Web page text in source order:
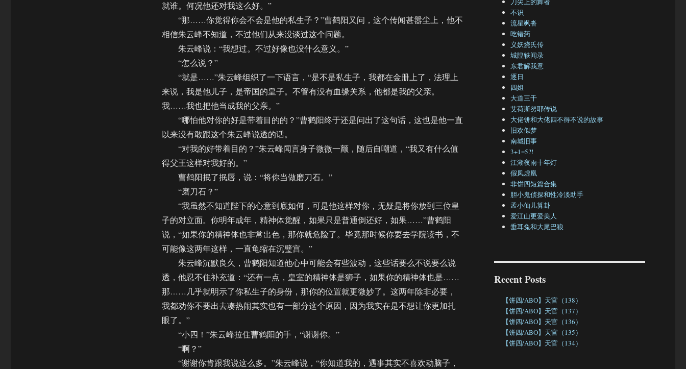
就谁。何况他还对我这么好。”
“那……你觉得你会不会是他的私生子？”曹鹤阳又问，这个传闻甚嚣尘上，他不
相信朱云峰不知道，不过他们从来没谈过这个问题。
朱云峰说：“我想过。不过好像也没什么意义。”
“怎么说？”
“就是……”朱云峰组织了一下语言，“是不是私生子，我都在金册上了，法理上
来说，我是他儿子，是帝国的皇子。不管有没有血缘关系，他都是我的父亲。
我……我也把他当成我的父亲。”
“哪怕他对你的好是带着目的的？”曹鹤阳终于还是问出了这句话，这也是他一直
以来没有敢跟这个朱云峰说透的话。
“对我的好带着目的？”朱云峰闻言身子微微一颤，随后自嘲道，“我又有什么值
得父王这样对我好的。”
曹鹤阳抿了抿唇，说：“将你当做磨刀石。”
“磨刀石？”
“我虽然不知道陛下的心意到底如何，可是他这样对你，无疑是将你放到三位皇
子的对立面。你明年成年，精神体觉醒，如果只是普通倒还好，如果……”曹鹤阳
说，“如果你的精神体也非常出色，那你就危险了。毕竟那时候你要去学院读书，不
可能像这两年这样，一直龟缩在沉璧宫。”
朱云峰沉默良久，曹鹤阳知道他心中可能会有些波动，这些话要么不说要么说
透，他忍不住补充道：“还有一点，皇室的精神体是狮子，如果你的精神体也是……
那……几乎就明示了你私生子的身份，那你的位置就更微妙了。这两年除非必要，
我都劝你不要出去凑热闹其实也有一部分这个原因，因为我实在是不想让你更加扎
眼了。”
“小四！”朱云峰拉住曹鹤阳的手，“谢谢你。”
“啊？”
“谢谢你肯跟我说这么多。”朱云峰说，“你知道我的，遇事其实不喜欢动脑子，
不识
流星飒沓
吃错药
义妖烧氏传
城隍轶闻录
东君解我意
逐日
四姐
大道三千
艾荷斯努耶传说
大佬饼和大佬四不得不说的故事
旧欢似梦
南城旧事
3+1=5?!
江湖夜雨十年灯
假凤虚凰
非饼四短篇合集
胆小鬼侦探和性冷淡助手
孟小仙儿算卦
爱江山更爱美人
垂耳兔和大尾巴狼
Recent Posts
【饼四/ABO】天官（138）
【饼四/ABO】天官（137）
【饼四/ABO】天官（136）
【饼四/ABO】天官（135）
【饼四/ABO】天官（134）